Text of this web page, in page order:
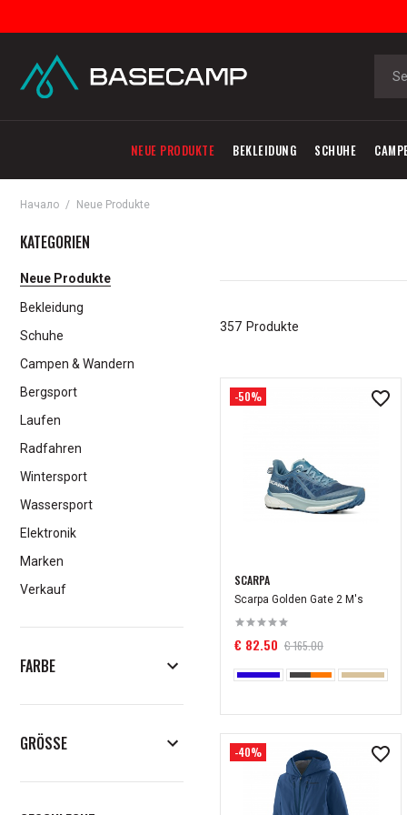
NEUE PRODUKTE BEKLEIDUNG SCHUHE
Начало Neue Produkte
KATEGORIEN
Neue Produkte
Bekleidung
Schuhe
Campen & Wandern
Bergsport
Laufen
Radfahren
Wintersport
Wassersport
Elektronik
Marken
Verkauf
FARBE
GRÖSSE
XS
S
357 Produkte
-50%
SCARPA
Scarpa Golden Gate 2 M's
€ 82.50 € 165.00
-40%